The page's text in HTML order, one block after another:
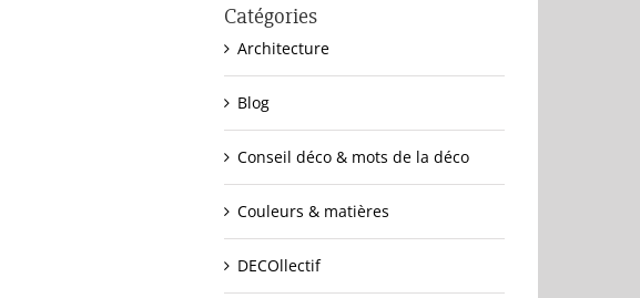
Catégories
Architecture
Blog
Conseil déco & mots de la déco
Couleurs & matières
DECOllectif